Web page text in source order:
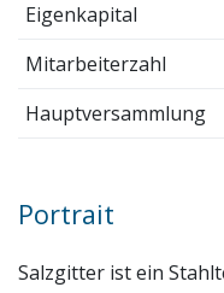
Eigenkapital
Mitarbeiterzahl
Hauptversammlung
Portrait
Salzgitter ist ein